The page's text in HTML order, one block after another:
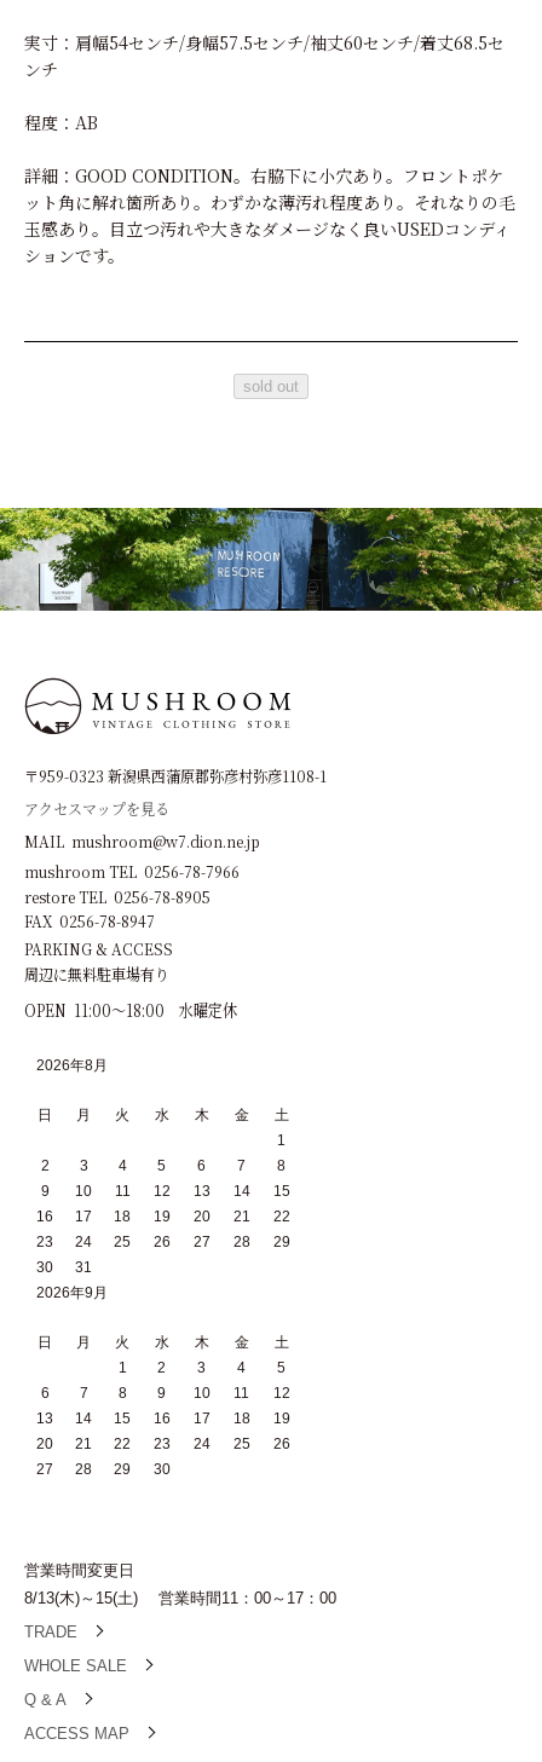
実寸：肩幅54センチ/身幅57.5センチ/袖丈60センチ/着丈68.5セ
ンチ
程度：AB
詳細：GOOD CONDITION。右脇下に小穴あり。フロントポケ
ット角に解れ箇所あり。わずかな薄汚れ程度あり。それなりの毛
玉感あり。目立つ汚れや大きなダメージなく良いUSEDコンディ
ションです。
sold out
〒959-0323 新潟県西蒲原郡弥彦村弥彦1108-1
アクセスマップを見る
MAIL mushroom@w7.dion.ne.jp
mushroom TEL 0256-78-7966
restore TEL 0256-78-8905
FAX 0256-78-8947
PARKING & ACCESS
周辺に無料駐車場有り
OPEN 11:00～18:00 水曜定休
2026年8月
日 月 火 水 木 金
土
1
2
3 4 5 6 7
8
9
10 11 12 13 14
15
16
17 18 19 20 21
22
23
24 25 26 27 28
29
30
31
2026年9月
日 月 火 水 木 金
土
1
2 3 4
5
6
7 8 9 10 11
12
13
14 15 16 17 18
19
20
21 22 23 24 25
26
27
28 29 30
TRADE
WHOLE SALE
Q & A
ACCESS MAP
営業時間変更日
8/13(木)～15(土) 営業時間11：00～17：00